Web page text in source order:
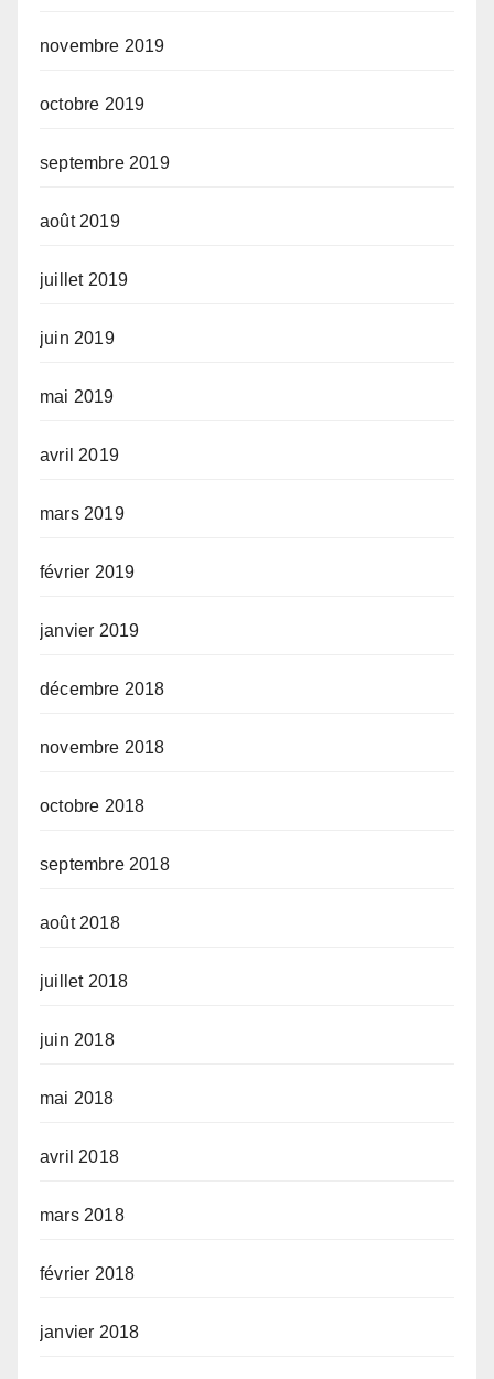
novembre 2019
octobre 2019
septembre 2019
août 2019
juillet 2019
juin 2019
mai 2019
avril 2019
mars 2019
février 2019
janvier 2019
décembre 2018
novembre 2018
octobre 2018
septembre 2018
août 2018
juillet 2018
juin 2018
mai 2018
avril 2018
mars 2018
février 2018
janvier 2018